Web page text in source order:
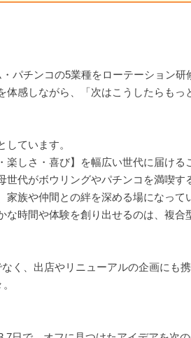
パチンコの5業種をローテーション研
感しながら、「次はこうしたらもっ
ています。
しさ・喜び】を幅広い世代に届ける
代がボウリングやパチンコを満喫す
族や仲間との絆を深める場になって
時間や体験を創り出せるのは、複合
く、出店やリニューアルの企画にも携